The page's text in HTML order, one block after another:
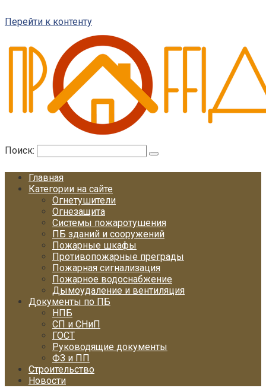
Перейти к контенту
Поиск:
Главная
Категории на сайте
Огнетушители
Огнезащита
Системы пожаротушения
ПБ зданий и сооружений
Пожарные шкафы
Противопожарные преграды
Пожарная сигнализация
Пожарное водоснабжение
Дымоудаление и вентиляция
Документы по ПБ
НПБ
СП и СНиП
ГОСТ
Руководящие документы
ФЗ и ПП
Строительство
Новости